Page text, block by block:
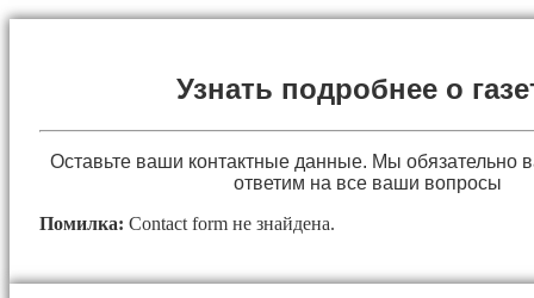
Узнать подробнее о
Оставьте ваши контактные данные. Мы обязательно
ответим на все ваши вопросы
Помилка: Contact form не знайдена.